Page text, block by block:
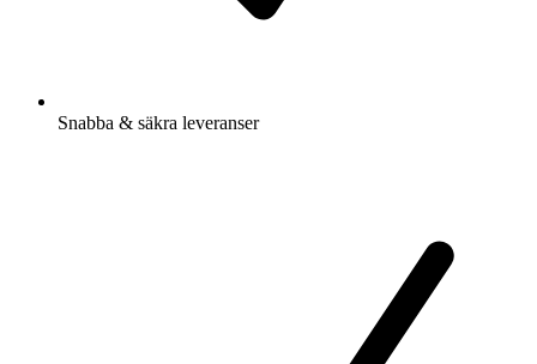
Snabba & säkra leveranser